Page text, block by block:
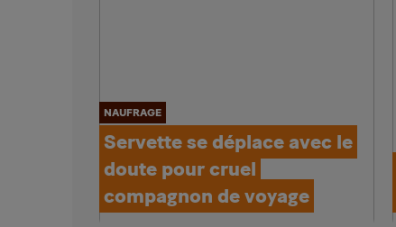
NAUFRAGE
Servette se déplace avec le
doute pour cruel
compagnon de voyage